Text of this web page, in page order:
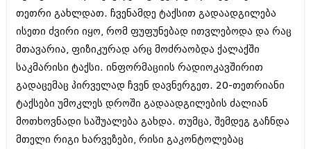
დაიჯესტი
ქალი და მამაკაცი
ისტორია
სხვადასხვა
ანონსი
ისტორია
სხვადასხვა
ანონსი
ნოემბერი 2020 (103)
ოქტომბერი 2020 (209)
თეთრი გახლდათ. ჩვენამდე ტაქსით გადაადგილება
ისეთი ძვირი იყო, რომ ფუფუნებად ითვლებოდა და რაც
მთავარია, ფიზიკურად არც მოძრაობდა ქალაქში
საკმარისი ტაქსი. ინფორმაციის რადიოკავშირით
გადაცემაც პირველად ჩვენ დავნერგეთ. 20-თეთრიანი
ტაქსები უმოკლეს დროში გადაადგილების ძალიან
მოთხოვნადი საშუალება გახდა. თუმცა, შემდეგ გაჩნდა
მთელი რიგი ხარვეზები, რისი გაკონტოლებაც